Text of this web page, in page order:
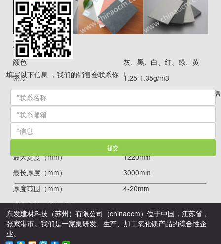
产品信息：
颜色
灰、黑、白、红、绿、黄
密度
1.25-1.35g/m3
原材料
水泥、石英砂、纸浆等，无石棉
标准尺寸（mm）
1200*2400mm
1200*2700mm
1200*3000mm
最大宽度（mm）
1220mm
最长厚度（mm）
3000mm
厚度范围（mm）
4-20mm
防火等级：A级不燃
特殊尺寸可按要求定制
填写以下信息 ，我们的销售会联系你 ！
提交
东发建材科技（苏州）有限公司（chinaocm）位于中国，江苏省，
张家港市。我们是一家集研发、生产、加工氧化镁产品的综合性企
业。